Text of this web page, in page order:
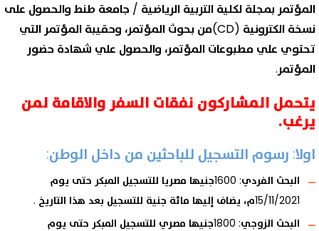
مجالات المؤتمر
لغات المؤتمر
مكان المؤتمر
التسجيل
البرنامج
الأرشيف
المؤتمر العلمي الدولي الثالث
المؤتمر بمجلة لكلية التربية الرياضية / جامعة طنط والحصول على
نسخة الكترونية (CD)من بحوث المؤتمر، وحقيبة المؤتمر التي
تحتوي علي مطبوعات المؤتمر، والحصول علي شهادة حضور
المؤتمر.
يتحمل المشاركون نفقات السفر والاقامة لمن
يرغب.
اولا: رسوم التسجيل للباحثين من داخل الوطن:
البحث الفردي: 1600جنيها مصريا للتسجيل المبكر حتى يوم
15/11/2021م، يضاف إليها مائة جنية للتسجيل بعد هذا التاريخ .
البحث الزوجي: 1800جنيها مصري للتسجيل المبكر حتى يوم